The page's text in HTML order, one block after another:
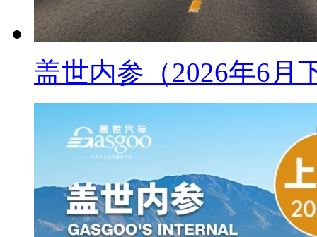
盖世内参（2026年6月